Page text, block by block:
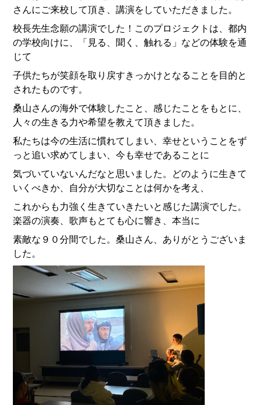
さんにご来校して頂き、講演をしていただきました。
校長先生念願の講演でした！このプロジェクトは、都内
の学校向けに、「見る、聞く、触れる」などの体験を通
じて
子供たちが笑顔を取り戻すきっかけとなることを目的と
されたものです。
桑山さんの海外で体験したこと、感じたことをもとに、
人々の生きる力や希望を教えて頂きました。
私たちは今の生活に慣れてしまい、幸せということをず
っと追い求めてしまい、今も幸せであることに
気づいていないんだなと思いました。どのように生きて
いくべきか、自分が大切なことは何かを考え、
これからも力強く生きていきたいと感じた講演でした。
楽器の演奏、歌声もとても心に響き、本当に
素敵な９０分間でした。桑山さん、ありがとうございま
した。